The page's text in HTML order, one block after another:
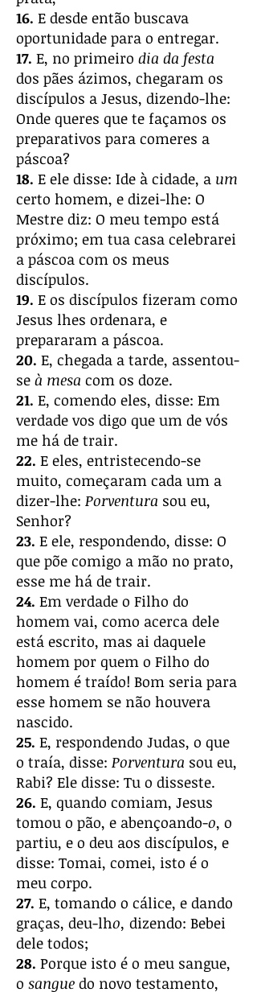
16. E desde então buscava
oportunidade para o entregar.
17. E, no primeiro dia da festa
dos pães ázimos, chegaram os
discípulos a Jesus, dizendo-lhe:
Onde queres que te façamos os
preparativos para comeres a
páscoa?
18. E ele disse: Ide à cidade, a um
certo homem, e dizei-lhe: O
Mestre diz: O meu tempo está
próximo; em tua casa celebrarei
a páscoa com os meus
discípulos.
19. E os discípulos fizeram como
Jesus lhes ordenara, e
prepararam a páscoa.
20. E, chegada a tarde, assentou-
se à mesa com os doze.
21. E, comendo eles, disse: Em
verdade vos digo que um de vós
me há de trair.
22. E eles, entristecendo-se
muito, começaram cada um a
dizer-lhe: Porventura sou eu,
Senhor?
23. E ele, respondendo, disse: O
que põe comigo a mão no prato,
esse me há de trair.
24. Em verdade o Filho do
homem vai, como acerca dele
está escrito, mas ai daquele
homem por quem o Filho do
homem é traído! Bom seria para
esse homem se não houvera
nascido.
25. E, respondendo Judas, o que
o traía, disse: Porventura sou eu,
Rabi? Ele disse: Tu o disseste.
26. E, quando comiam, Jesus
tomou o pão, e abençoando-o, o
partiu, e o deu aos discípulos, e
disse: Tomai, comei, isto é o
meu corpo.
27. E, tomando o cálice, e dando
graças, deu-lho, dizendo: Bebei
dele todos;
28. Porque isto é o meu sangue,
o sangue do novo testamento,